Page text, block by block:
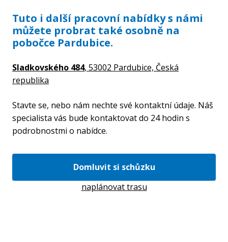
Tuto i další pracovní nabídky s námi
můžete probrat také osobně na
pobočce Pardubice.
Sladkovského 484, 53002 Pardubice, Česká
republika
Stavte se, nebo nám nechte své kontaktní údaje. Náš
specialista vás bude kontaktovat do 24 hodin s
podrobnostmi o nabídce.
Domluvit si schůzku
naplánovat trasu